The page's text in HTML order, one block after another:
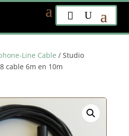
Line Cable / Studio
cable 6m en 10m